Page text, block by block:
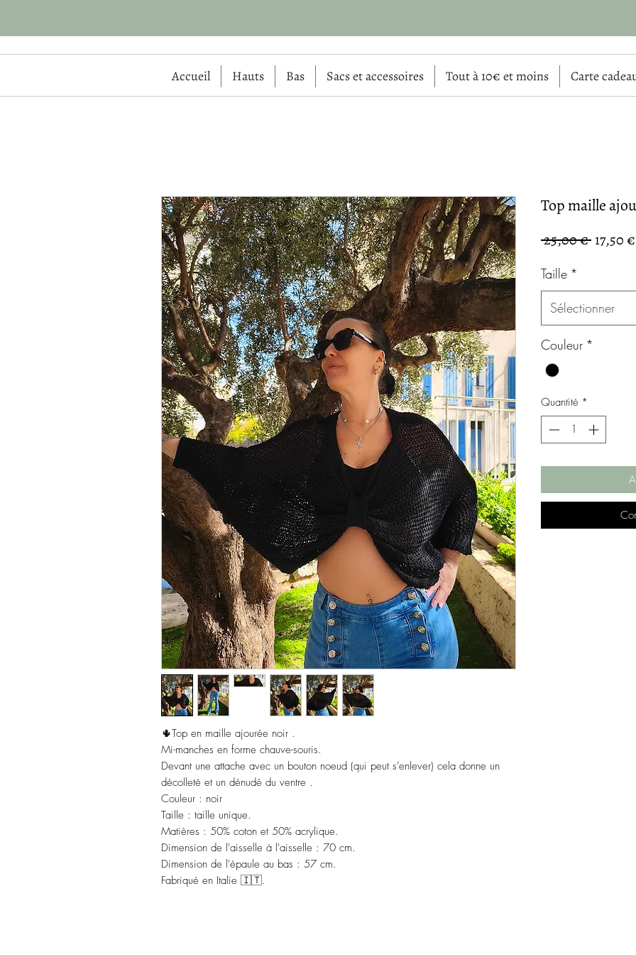
🌵Top en maille ajourée noir .
Mi-manches en forme chauve-souris.
Devant une attache avec un bouton noeud (qui peut s'enlever) cela donne un
décolleté et un dénudé du ventre .
Couleur : noir
Taille : taille unique.
Matières : 50% coton et 50% acrylique.
Dimension de l'aisselle à l'aisselle : 70 cm.
Dimension de l'épaule au bas : 57 cm.
Fabriqué en Italie 🇮🇹.
Top maille
25,00 € Prix
17,50 €
Taille *
Sélectionner
Couleur *
Quantité *
Accueil Hauts Bas Sacs et accessoires Tout à 10€ et moins Carte